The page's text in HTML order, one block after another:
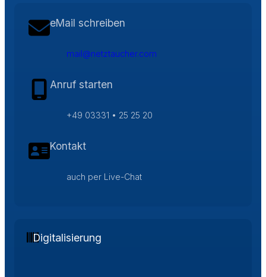
eMail schreiben
mail@netztaucher.com
Anruf starten
+49 03331 • 25 25 20
Kontakt
auch per Live-Chat
Digitalisierung